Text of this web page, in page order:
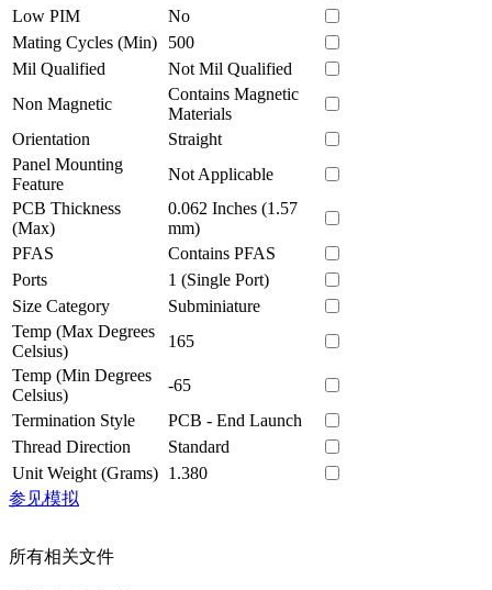
Low PIM
No
Mating Cycles (Min)
500
Mil Qualified
Not Mil Qualified
Non Magnetic
Contains Magnetic
Materials
Orientation
Straight
Panel Mounting
Feature
Not Applicable
PCB Thickness
(Max)
0.062 Inches (1.57
mm)
PFAS
Contains PFAS
Ports
1 (Single Port)
Size Category
Subminiature
Temp (Max Degrees
Celsius)
165
Temp (Min Degrees
Celsius)
-65
Termination Style
PCB - End Launch
Thread Direction
Standard
Unit Weight (Grams) 1.380
参见模拟
所有相关文件